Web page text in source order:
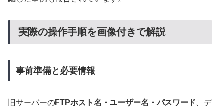
実際の操作手順を画像付きで解説
事前準備と必要情報
旧サーバーのFTPホスト名・ユーザー名・パスワード 、デ